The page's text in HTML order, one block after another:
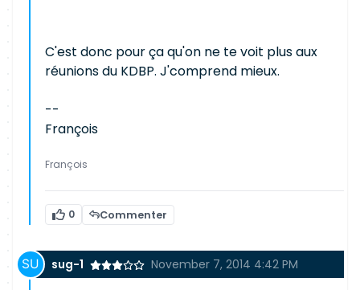
C'est donc pour ça qu'on ne te voit plus aux
réunions du KDBP. J'comprend mieux.
--
François
François
0 Commenter
sug-1 November 7, 2014 4:42 PM